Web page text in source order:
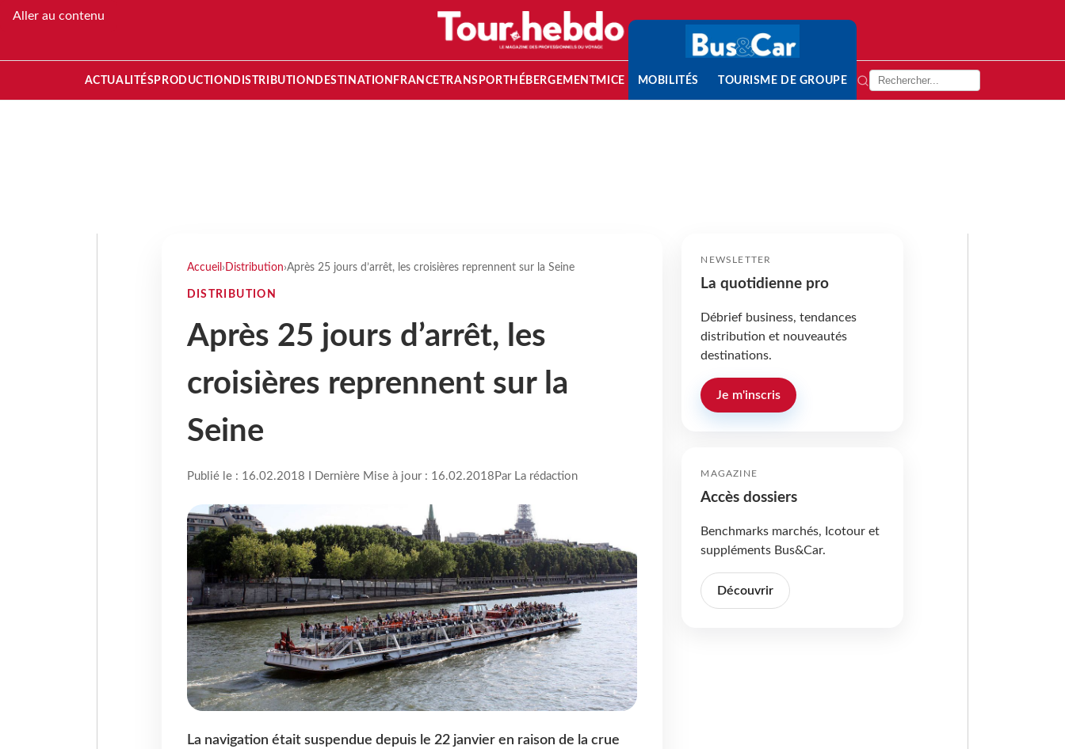
Aller au contenu
ACTUALITÉS PRODUCTION DISTRIBUTION DESTINATION FRANCETRANSPORT HÉBERGEMENTMICE MOBILITÉS TOURISME DE GROUPE
Accueil › Distribution›Après 25 jours d’arrêt, les croisières reprennent sur la Seine
DISTRIBUTION
Après 25 jours d’arrêt, les
croisières reprennent sur la
Seine
Publié le : 16.02.2018 I Dernière Mise à jour : 16.02.2018 Par La rédaction
La navigation était suspendue depuis le 22 janvier en raison de la crue
NEWSLETTER
La quotidienne pro
Débrief business, tendances
distribution et nouveautés
destinations.
Je m'inscris
MAGAZINE
Accès dossiers
Benchmarks marchés, Icotour et
suppléments Bus&Car.
Découvrir